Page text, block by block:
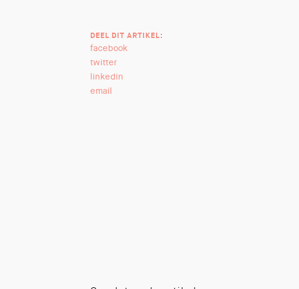
DEEL DIT ARTIKEL:
facebook
twitter
linkedin
email